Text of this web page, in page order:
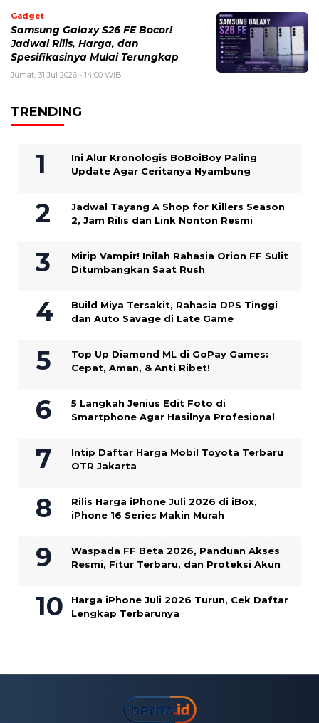
Gadget
Samsung Galaxy S26 FE Bocor!
Jadwal Rilis, Harga, dan
Spesifikasinya Mulai Terungkap
Jumat, 31 Jul 2026 - 14:00 WIB
TRENDING
Ini Alur Kronologis BoBoiBoy Paling
Update Agar Ceritanya Nyambung
Jadwal Tayang A Shop for Killers Season
2, Jam Rilis dan Link Nonton Resmi
Mirip Vampir! Inilah Rahasia Orion FF Sulit
Ditumbangkan Saat Rush
Build Miya Tersakit, Rahasia DPS Tinggi
dan Auto Savage di Late Game
Top Up Diamond ML di GoPay Games:
Cepat, Aman, & Anti Ribet!
5 Langkah Jenius Edit Foto di
Smartphone Agar Hasilnya Profesional
Intip Daftar Harga Mobil Toyota Terbaru
OTR Jakarta
Rilis Harga iPhone Juli 2026 di iBox,
iPhone 16 Series Makin Murah
Waspada FF Beta 2026, Panduan Akses
Resmi, Fitur Terbaru, dan Proteksi Akun
Harga iPhone Juli 2026 Turun, Cek Daftar
Lengkap Terbarunya